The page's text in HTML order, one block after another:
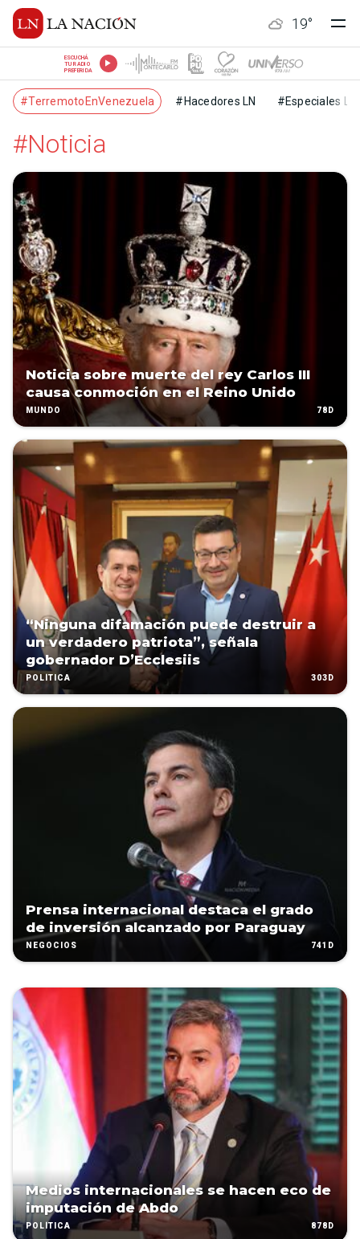
19°
ESCUCHÁ
TU RADIO
PREFERIDA
#TerremotoEnVenezuela #Hacedores LN #Especiales LN
#Noticia
Noticia sobre muerte del rey Carlos III
causa conmoción en el Reino Unido
MUNDO 78D
“Ninguna difamación puede destruir a
un verdadero patriota”, señala
gobernador D’Ecclesiis
POLÍTICA 303D
Prensa internacional destaca el grado
de inversión alcanzado por Paraguay
NEGOCIOS 741D
Medios internacionales se hacen eco de
imputación de Abdo
POLÍTICA 878D